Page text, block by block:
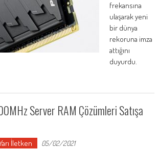
frekansına
ulaşarak yeni
bir dünya
rekoruna imza
attığını
duyurdu.
Server RAM Çözümleri Satışa
İletken 05/02/2021